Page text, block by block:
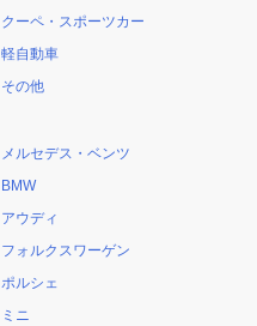
クーペ・スポーツカー
軽自動車
その他
メルセデス・ベンツ
BMW
アウディ
フォルクスワーゲン
ポルシェ
ミニ